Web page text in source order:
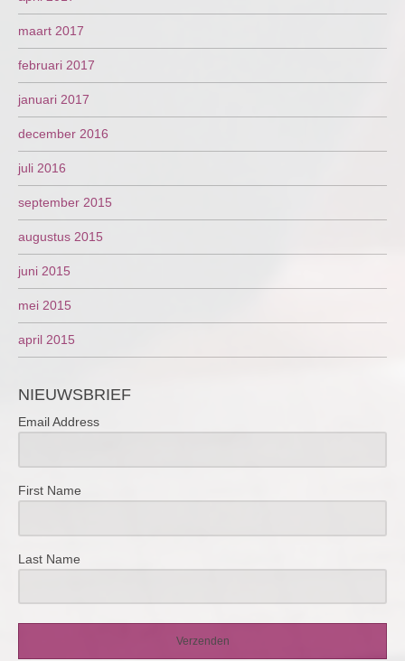
maart 2017
februari 2017
januari 2017
december 2016
juli 2016
september 2015
augustus 2015
juni 2015
mei 2015
april 2015
NIEUWSBRIEF
Email Address
First Name
Last Name
Verzenden